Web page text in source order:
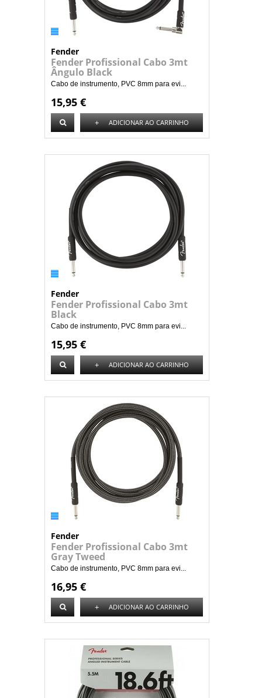
Fender
Fender Profissional Cabo 3mt
Ângulo Black
Cabo de instrumento, PVC 8mm para evi...
15,95 €
+ ADICIONAR AO CARRINHO
Fender
Fender Profissional Cabo 3mt
Black
Cabo de instrumento, PVC 8mm para evi...
15,95 €
+ ADICIONAR AO CARRINHO
Fender
Fender Profissional Cabo 3mt
Gray Tweed
Cabo de instrumento, PVC 8mm para evi...
16,95 €
+ ADICIONAR AO CARRINHO